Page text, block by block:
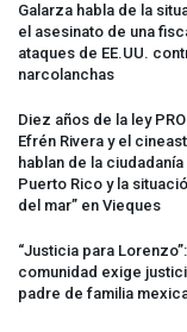
Galarza habla de la
el asesinato de una
ataques de EE.UU.
narcolanchas
Diez años de la ley
Efrén Rivera y el
hablan de la
Puerto Rico y la
del mar” en Vieques
“Justicia para
comunidad exige
padre de familia